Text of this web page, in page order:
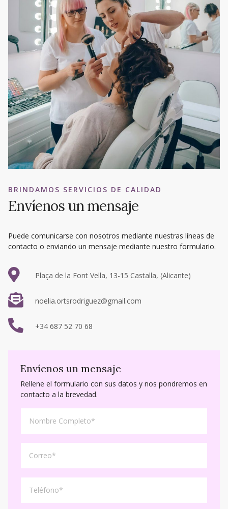
BRINDAMOS SERVICIOS DE CALIDAD
Envíenos un mensaje
Puede comunicarse con nosotros mediante nuestras líneas de
contacto o enviando un mensaje mediante nuestro formulario.
Plaça de la Font Vella, 13-15 Castalla, (Alicante)
noelia.ortsrodriguez@gmail.com
+34 687 52 70 68
Envíenos un mensaje
Rellene el formulario con sus datos y nos pondremos en
contacto a la brevedad.